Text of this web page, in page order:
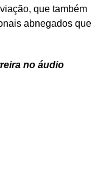
que também
abnegados que
no áudio